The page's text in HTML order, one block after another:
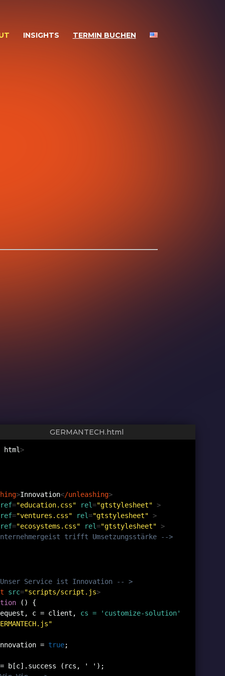
INSIGHTS TERMIN BUCHEN
GERMANTECH.html
html>
>Innovation</unleashing>
="education.css" rel="gtstylesheet" >
="ventures.css" rel="gtstylesheet" >
="ecosystems.css" rel="gtstylesheet" >
trifft Umsetzungsstärke -->
Service ist Innovation -- >
src="scripts/script.js>
() {
c = client, cs = 'customize-solution'
= true;
b[c].success (rcs, ' ');